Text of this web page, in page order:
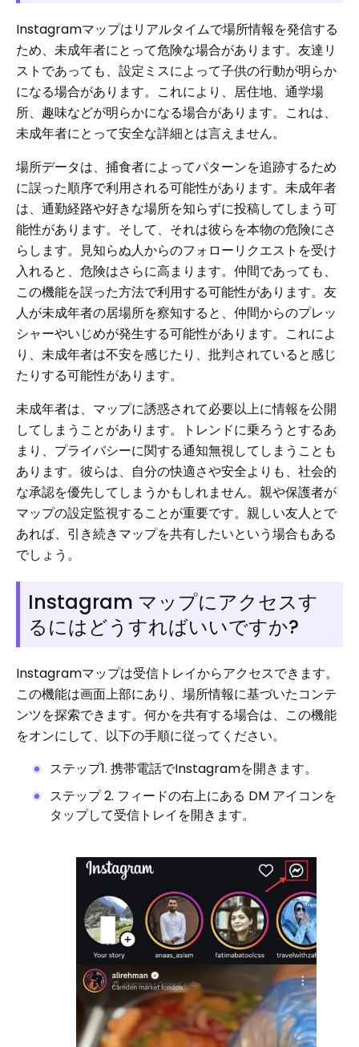
Instagramマップはリアルタイムで場所情報を発信する
ため、未成年者にとって危険な場合があります。友達リ
ストであっても、設定ミスによって子供の行動が明らか
になる場合があります。これにより、居住地、通学場
所、趣味などが明らかになる場合があります。これは、
未成年者にとって安全な詳細とは言えません。
場所データは、捕食者によってパターンを追跡するため
に誤った順序で利用される可能性があります。未成年者
は、通勤経路や好きな場所を知らずに投稿してしまう可
能性があります。そして、それは彼らを本物の危険にさ
らします。見知らぬ人からのフォローリクエストを受け
入れると、危険はさらに高まります。仲間であっても、
この機能を誤った方法で利用する可能性があります。友
人が未成年者の居場所を察知すると、仲間からのプレッ
シャーやいじめが発生する可能性があります。これによ
り、未成年者は不安を感じたり、批判されていると感じ
たりする可能性があります。
未成年者は、マップに誘惑されて必要以上に情報を公開
してしまうことがあります。トレンドに乗ろうとするあ
まり、プライバシーに関する通知無視してしまうことも
あります。彼らは、自分の快適さや安全よりも、社会的
な承認を優先してしまうかもしれません。親や保護者が
マップの設定監視することが重要です。親しい友人とで
あれば、引き続きマップを共有したいという場合もある
でしょう。
Instagram マップにアクセスす
るにはどうすればいいですか?
Instagramマップは受信トレイからアクセスできます。
この機能は画面上部にあり、場所情報に基づいたコンテ
ンツを探索できます。何かを共有する場合は、この機能
をオンにして、以下の手順に従ってください。
ステップ1. 携帯電話でInstagramを開きます。
ステップ 2. フィードの右上にある DM アイコンを
タップして受信トレイを開きます。